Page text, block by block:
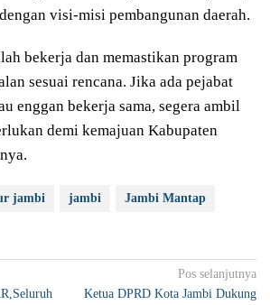
visi-misi pembangunan daerah.
bekerja dan memastikan program
sesuai rencana. Jika ada pejabat
enggan bekerja sama, segera ambil
demi kemajuan Kabupaten
jambi jambi Jambi Mantap
Pos selanjutnya
Ketua DPRD Kota Jambi Dukung